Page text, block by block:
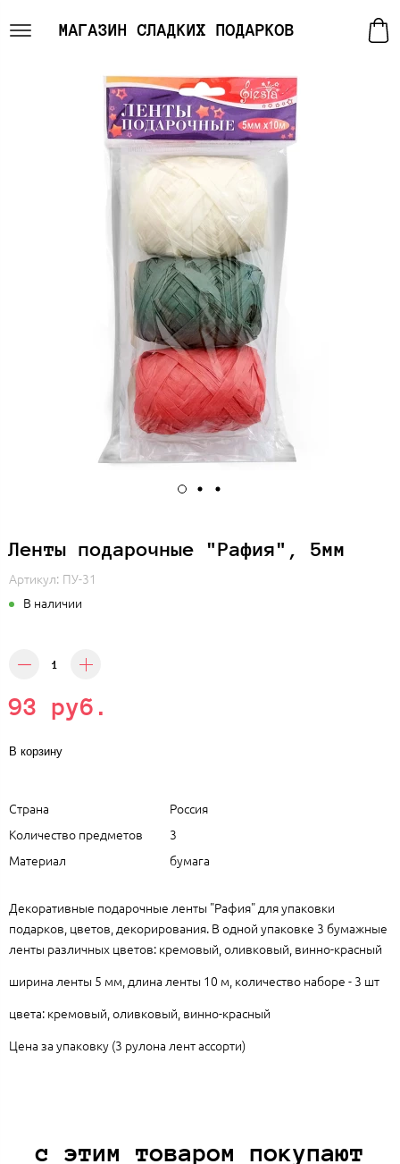
МАГАЗИН СЛАДКИХ ПОДАРКОВ
Ленты подарочные "Рафия", 5мм
Артикул: ПУ-31
В наличии
93 руб.
В корзину
Страна
Россия
Количество предметов
3
Материал
бумага
Декоративные подарочные ленты "Рафия" для упаковки
подарков, цветов, декорирования. В одной упаковке 3 бумажные
ленты различных цветов: кремовый, оливковый, винно-красный
ширина ленты 5 мм, длина ленты 10 м, количество наборе - 3 шт
цвета: кремовый, оливковый, винно-красный
Цена за упаковку (3 рулона лент ассорти)
с этим товаром покупают